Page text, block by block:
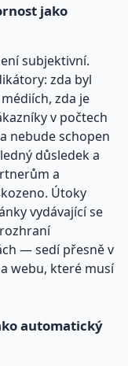
jako
subjektivní.
zda byl
zda je
v počtech
nebude schopen
důsledek a
a
Útoky
vydávající se
— sedí přesně v
webu, které musí
automatický